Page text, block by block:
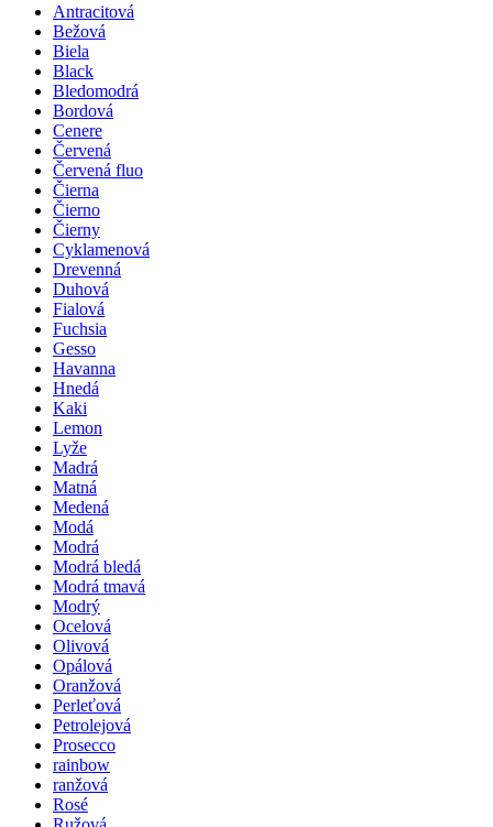
Antracitová
Bežová
Biela
Black
Bledomodrá
Bordová
Cenere
Červená
Červená fluo
Čierna
Čierno
Čierny
Cyklamenová
Drevenná
Duhová
Fialová
Fuchsia
Gesso
Havanna
Hnedá
Kaki
Lemon
Lyže
Madrá
Matná
Medená
Modá
Modrá
Modrá bledá
Modrá tmavá
Modrý
Ocelová
Olivová
Opálová
Oranžová
Perleťová
Petrolejová
Prosecco
rainbow
ranžová
Rosé